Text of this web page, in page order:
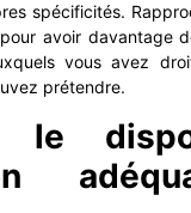
spécificités.
avoir davantage
vous avez
prétendre.
le